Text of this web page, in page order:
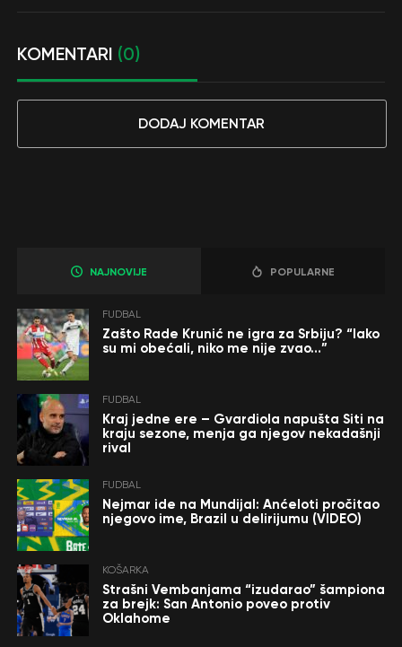
KOMENTARI (0)
DODAJ KOMENTAR
NAJNOVIJE POPULARNE
FUDBAL
Zašto Rade Krunić ne igra za Srbiju? “Iako
su mi obećali, niko me nije zvao…”
FUDBAL
Kraj jedne ere – Gvardiola napušta Siti na
kraju sezone, menja ga njegov nekadašnji
rival
FUDBAL
Nejmar ide na Mundijal: Anćeloti pročitao
njegovo ime, Brazil u delirijumu (VIDEO)
KOŠARKA
Strašni Vembanjama “izudarao” šampiona
za brejk: San Antonio poveo protiv
Oklahome